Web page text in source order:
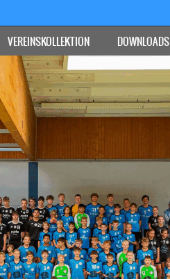
VEREINSKOLLEKTION DOWNLOADS